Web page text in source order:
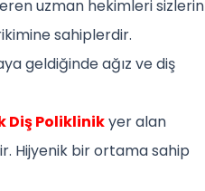
uzman hekimleri sizlerin
sahiplerdir.
geldiğinde ağız ve diş
Diş Poliklinikyer alan
Hijyenik bir ortama sahip